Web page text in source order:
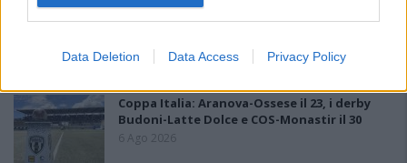
Data Deletion Data Access Privacy Policy
Venafro
6 Ago 2026
Coppa Italia: Aranova-Ossese il 23, i derby
Budoni-Latte Dolce e COS-Monastir il 30
6 Ago 2026